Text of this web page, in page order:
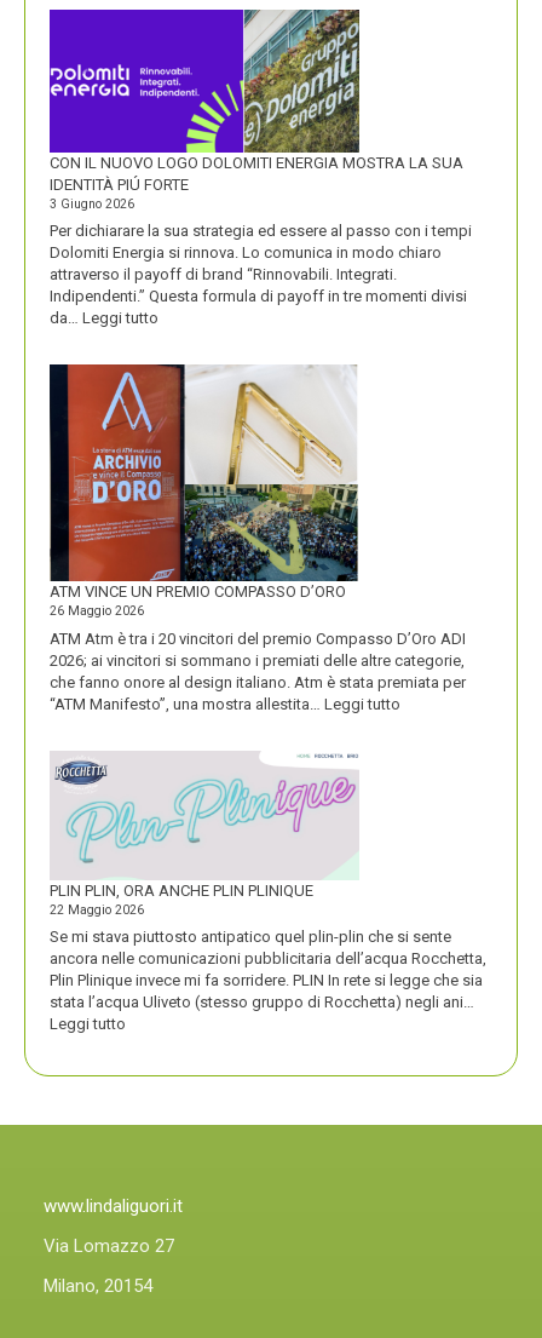
CON IL NUOVO LOGO DOLOMITI ENERGIA MOSTRA LA SUA
IDENTITÀ PIÚ FORTE
3 Giugno 2026
Per dichiarare la sua strategia ed essere al passo con i tempi
Dolomiti Energia si rinnova. Lo comunica in modo chiaro
attraverso il payoff di brand “Rinnovabili. Integrati.
Indipendenti.” Questa formula di payoff in tre momenti divisi
da… Leggi tutto
IL
NUOVO
LOGO
DOLOMITI
ENERGIA
MOSTRA
LA
SUA
IDENTITÀ
FORTE
ATM VINCE UN PREMIO COMPASSO D’ORO
26 Maggio 2026
ATM Atm è tra i 20 vincitori del premio Compasso D’Oro ADI
2026; ai vincitori si sommano i premiati delle altre categorie,
che fanno onore al design italiano. Atm è stata premiata per
“ATM Manifesto”, una mostra allestita… Leggi tutto
PLIN PLIN, ORA ANCHE PLIN PLINIQUE
22 Maggio 2026
Se mi stava piuttosto antipatico quel plin-plin che si sente
ancora nelle comunicazioni pubblicitaria dell’acqua Rocchetta,
Plin Plinique invece mi fa sorridere. PLIN In rete si legge che sia
stata l’acqua Uliveto (stesso gruppo di Rocchetta) negli ani…
Leggi tutto
www.lindaliguori.it
Via Lomazzo 27
Milano, 20154